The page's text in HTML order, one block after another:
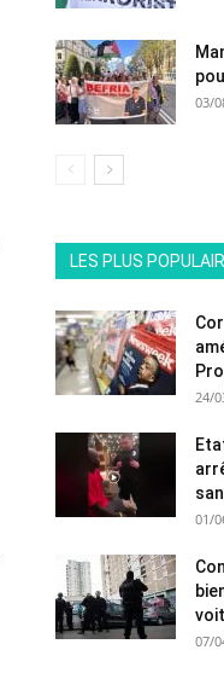
03/
LES PLUS
24/
01/
07/